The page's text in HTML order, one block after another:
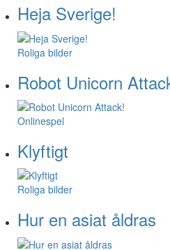
Heja Sverige!
Roliga bilder
Robot Unicorn
Onlinespel
Klyftigt
Roliga bilder
Hur en asiat åldras